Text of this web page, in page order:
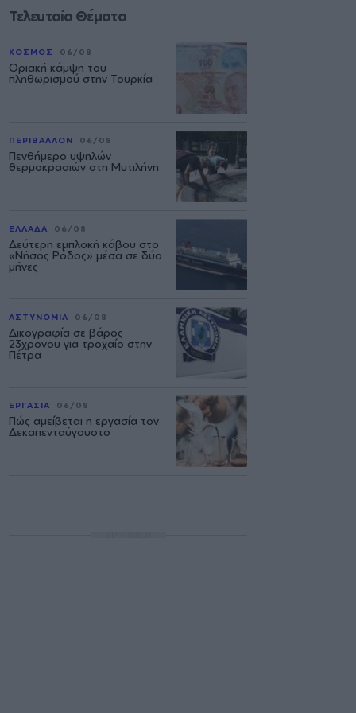
Τελευταία Θέματα
ΚΟΣΜΟΣ 06/08
Οριακή κάμψη του
πληθωρισμού στην Τουρκία
ΠΕΡΙΒΑΛΛΟΝ 06/08
Πενθήμερο υψηλών
θερμοκρασιών στη Μυτιλήνη
ΕΛΛΑΔΑ 06/08
Δεύτερη εμπλοκή κάβου στο
«Νήσος Ρόδος» μέσα σε δύο
μήνες
ΑΣΤΥΝΟΜΙΑ 06/08
Δικογραφία σε βάρος
23χρονου για τροχαίο στην
Πέτρα
ΕΡΓΑΣΙΑ 06/08
Πώς αμείβεται η εργασία τον
Δεκαπενταύγουστο